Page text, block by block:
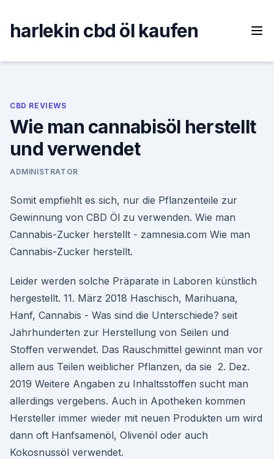
content
harlekin cbd öl kaufen
CBD REVIEWS
Wie man cannabisöl herstellt
und verwendet
ADMINISTRATOR
Somit empfiehlt es sich, nur die Pflanzenteile zur
Gewinnung von CBD Öl zu verwenden. Wie man
Cannabis-Zucker herstellt - zamnesia.com Wie man
Cannabis-Zucker herstellt.
Leider werden solche Präparate in Laboren künstlich
hergestellt. 11. März 2018 Haschisch, Marihuana,
Hanf, Cannabis - Was sind die Unterschiede? seit
Jahrhunderten zur Herstellung von Seilen und
Stoffen verwendet. Das Rauschmittel gewinnt man vor
allem aus Teilen weiblicher Pflanzen, da sie 2. Dez.
2019 Weitere Angaben zu Inhaltsstoffen sucht man
allerdings vergebens. Auch in Apotheken kommen
Hersteller immer wieder mit neuen Produkten um wird
dann oft Hanfsamenöl, Olivenöl oder auch
Kokosnussöl verwendet.